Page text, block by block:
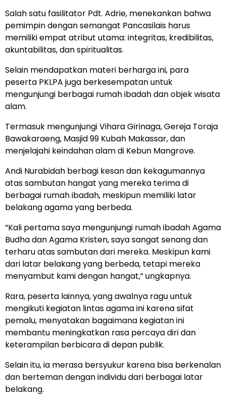
Salah satu fasilitator Pdt. Adrie, menekankan bahwa
pemimpin dengan semangat Pancasilais harus
memiliki empat atribut utama: integritas, kredibilitas,
akuntabilitas, dan spiritualitas.
Selain mendapatkan materi berharga ini, para
peserta PKLPA juga berkesempatan untuk
mengunjungi berbagai rumah ibadah dan objek wisata
alam.
Termasuk mengunjungi Vihara Girinaga, Gereja Toraja
Bawakaraeng, Masjid 99 Kubah Makassar, dan
menjelajahi keindahan alam di Kebun Mangrove.
Andi Nurabidah berbagi kesan dan kekagumannya
atas sambutan hangat yang mereka terima di
berbagai rumah ibadah, meskipun memiliki latar
belakang agama yang berbeda.
“Kali pertama saya mengunjungi rumah ibadah Agama
Budha dan Agama Kristen, saya sangat senang dan
terharu atas sambutan dari mereka. Meskipun kami
dari latar belakang yang berbeda, tetapi mereka
menyambut kami dengan hangat,” ungkapnya.
Rara, peserta lainnya, yang awalnya ragu untuk
mengikuti kegiatan lintas agama ini karena sifat
pemalu, menyatakan bagaimana kegiatan ini
membantu meningkatkan rasa percaya diri dan
keterampilan berbicara di depan publik.
Selain itu, ia merasa bersyukur karena bisa berkenalan
dan berteman dengan individu dari berbagai latar
belakang.